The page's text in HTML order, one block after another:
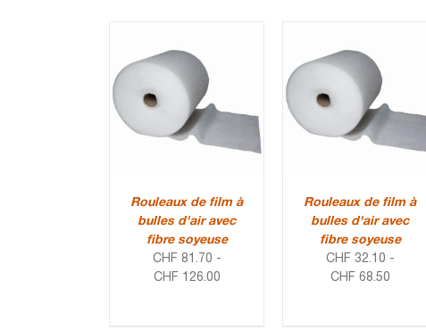
Rouleaux de film à
bulles d'air avec
fibre soyeuse
CHF 81.70 -
CHF 126.00
Rouleaux de film à
bulles d'air avec
fibre soyeuse
CHF 32.10 -
CHF 68.50